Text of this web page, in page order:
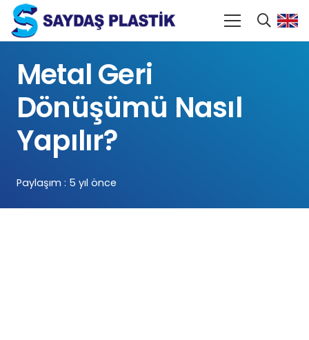
Metal Geri
Dönüşümü Nasıl
Yapılır?
Paylaşım : 5 yıl önce